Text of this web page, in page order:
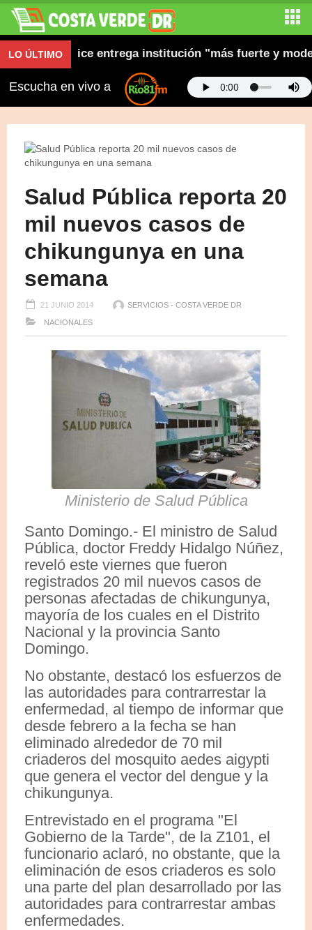
LO ÚLTIMOy dice entrega institución "más fuerte y
Escucha en vivo a
Salud Pública reporta 20
mil nuevos casos de
chikungunya en una
semana
21 JUNIO 2014 SERVICIOS - COSTA VERDE DR
NACIONALES
Ministerio de Salud Pública
Santo Domingo.- El ministro de Salud
Pública, doctor Freddy Hidalgo Núñez,
reveló este viernes que fueron
registrados 20 mil nuevos casos de
personas afectadas de chikungunya,
mayoría de los cuales en el Distrito
Nacional y la provincia Santo
Domingo.
No obstante, destacó los esfuerzos de
las autoridades para contrarrestar la
enfermedad, al tiempo de informar que
desde febrero a la fecha se han
eliminado alrededor de 70 mil
criaderos del mosquito aedes aigypti
que genera el vector del dengue y la
chikungunya.
Entrevistado en el programa "El
Gobierno de la Tarde", de la Z101, el
funcionario aclaró, no obstante, que la
eliminación de esos criaderos es solo
una parte del plan desarrollado por las
autoridades para contrarrestar ambas
enfermedades.